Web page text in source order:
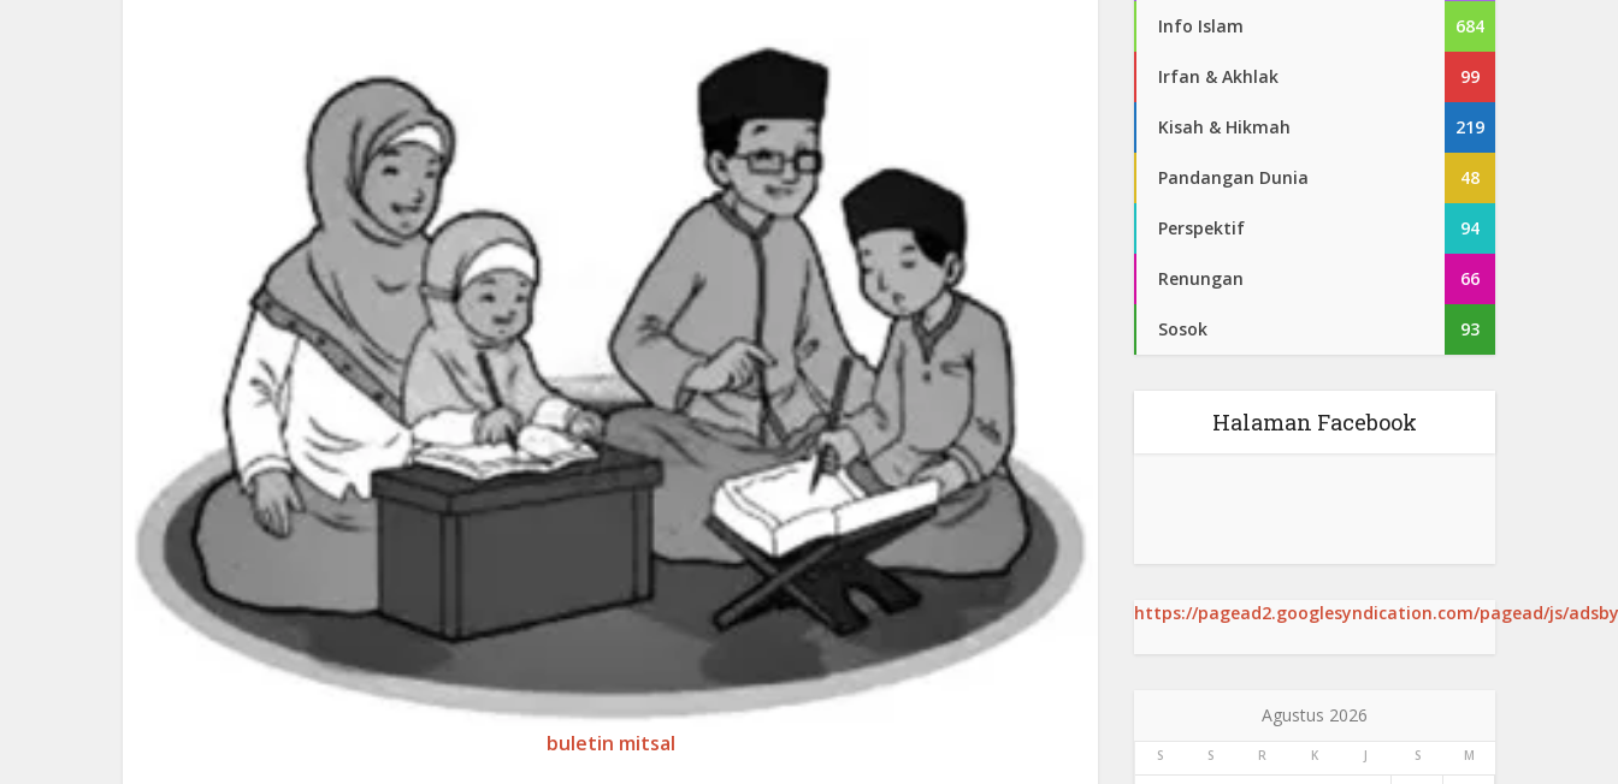
buletin mitsal
Info Islam 684
Irfan & Akhlak 99
Kisah & Hikmah 219
Pandangan Dunia 48
Perspektif 94
Renungan 66
Sosok 93
Halaman Facebook
https://pagead2.googlesyndication.com/pagead/js/
Agustus 2026
S S R K J S M